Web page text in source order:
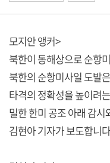
모지안 앵커>
북한이 동해상으로 순항
북한의 순항미사일 도발
타격의 정확성을 높이려
밀한 한미 공조 아래 감
김현아 기자가 보도합니